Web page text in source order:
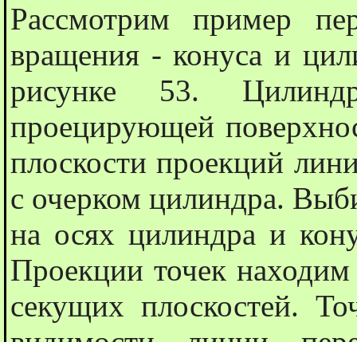
Рассмотрим пример
вращения - конуса и
рисунке 53.
проецирующей
плоскости проекций
с очерком цилиндра.
на осях цилиндра и
Проекции точек
секущих плоскостей.